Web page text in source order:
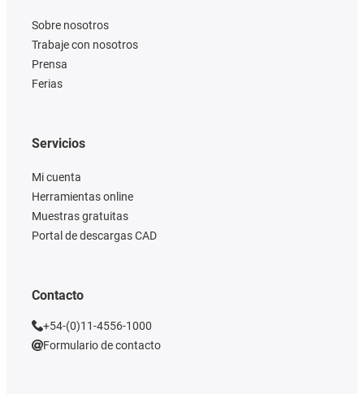
Sobre nosotros
Trabaje con nosotros
Prensa
Ferias
Servicios
Mi cuenta
Herramientas online
Muestras gratuitas
Portal de descargas CAD
Contacto
+54-(0)11-4556-1000
Formulario de contacto